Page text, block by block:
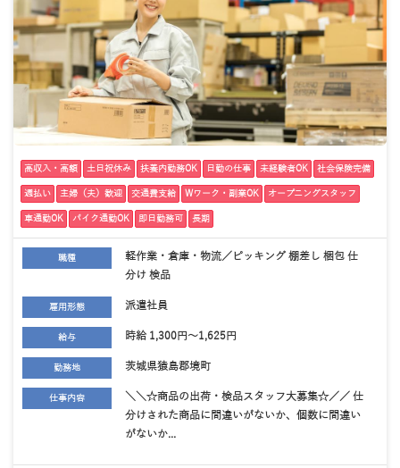
高収入・高額 土日祝休み 扶養内勤務OK 日勤の仕事 未経験者OK 社会保険完備
週払い 主婦（夫）歓迎 交通費支給 Wワーク・副業OK オープニングスタッフ
車通勤OK バイク通勤OK 即日勤務可 長期
職種
軽作業・倉庫・物流／ピッキング 棚差し 梱包 仕
分け 検品
雇用形態 派遣社員
給与 時給 1,300円～1,625円
勤務地 茨城県猿島郡境町
仕事内容
＼＼☆商品の出荷・検品スタッフ大募集☆／／ 仕
分けされた商品に間違いがないか、個数に間違い
がないか...